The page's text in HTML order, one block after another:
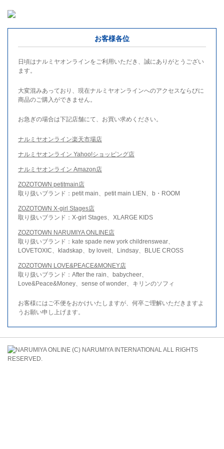
お客様各位
日頃はナルミヤオンラインをご利用いただき、誠にありがとうござい
ます。
大変混みあっており、現在ナルミヤオンラインへのアクセスならびに
商品のご購入ができません。
お急ぎの場合は下記店舗にて、お買い求めください。
ナルミヤオンライン楽天市場店
ナルミヤオンライン Yahoo!ショッピング店
ナルミヤオンライン Amazon店
ZOZOTOWN petitmain店
取り扱いブランド：petit main、petit main LIEN、b・ROOM
ZOZOTOWN X-girl Stages店
取り扱いブランド：X-girl Stages、XLARGE KIDS
ZOZOTOWN NARUMIYA ONLINE店
取り扱いブランド：kate spade new york childrenswear、
LOVETOXIC、kladskap、by loveit、Lindsay、BLUE CROSS
ZOZOTOWN LOVE&PEACE&MONEY店
取り扱いブランド：After the rain、babycheer、
Love&Peace&Money、sense of wonder、キリンのソフィ
お客様にはご不便をおかけいたしますが、何卒ご理解いただきますよ
うお願い申し上げます。